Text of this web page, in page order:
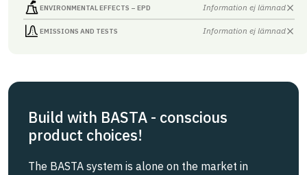
ENVIRONMENTAL EFFECTS – EPD Information ej lämnad
EMISSIONS AND TESTS Information ej lämnad
Build with BASTA - conscious
product choices!
The BASTA system is alone on the market in